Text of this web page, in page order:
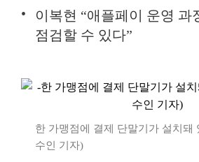
이복현 “애플페이 운영 과
점검할 수 있다”
한 가맹점에 결제 단말기가 설치돼
수인 기자)